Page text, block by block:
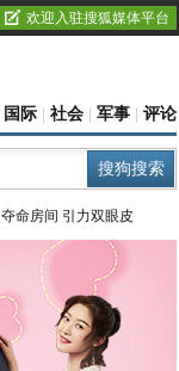
欢迎入驻搜狐媒体平台
国际 社会 军事 评论
夺命房间 引力双眼皮